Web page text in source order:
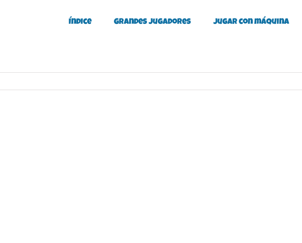
Índice Grandes Jugadores Jugar con máquina